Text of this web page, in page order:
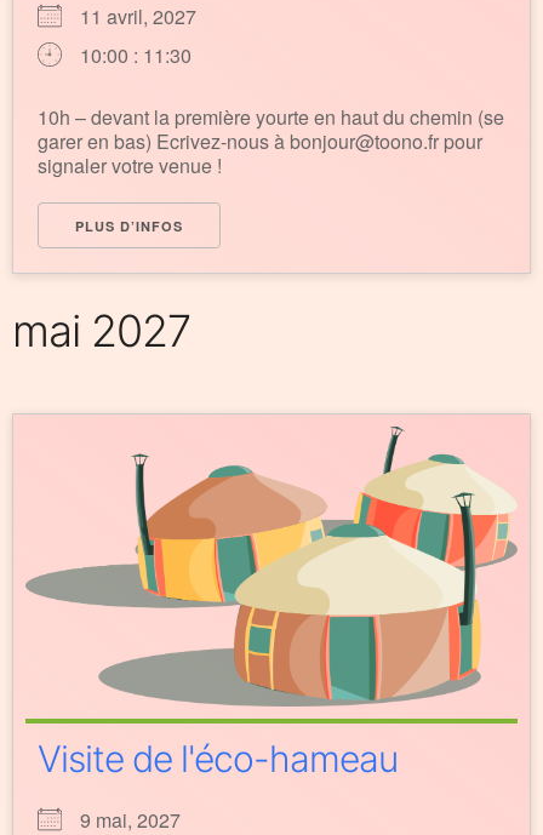
11 avril, 2027
10:00 : 11:30
10h – devant la première yourte en haut du chemin (se
garer en bas) Ecrivez-nous à bonjour@toono.fr pour
signaler votre venue !
PLUS D’INFOS
mai 2027
Visite de l'éco-hameau
9 mai, 2027